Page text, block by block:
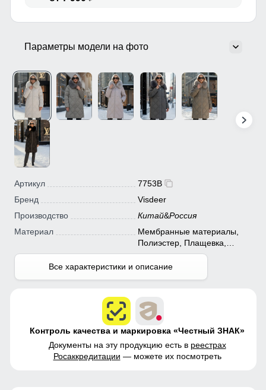
Параметры модели на фото
Артикул
7753B
Бренд
Visdeer
Производство
Китай&Россия
Материал
Мембранные материалы,
Полиэстер, Плащевка,
Болонь, Экологичные
материалы
Все характеристики и описание
Контроль качества и маркировка «Честный ЗНАК»
Документы на эту продукцию есть в реестрах
Росаккредитации — можете их посмотреть